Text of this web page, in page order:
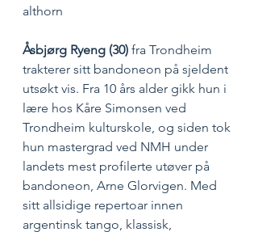
althorn
Åsbjørg Ryeng (30) fra Trondheim
trakterer sitt bandoneon på sjeldent
utsøkt vis. Fra 10 års alder gikk hun i
lære hos Kåre Simonsen ved
Trondheim kulturskole, og siden tok
hun mastergrad ved NMH under
landets mest profilerte utøver på
bandoneon, Arne Glorvigen. Med
sitt allsidige repertoar innen
argentinsk tango, klassisk,